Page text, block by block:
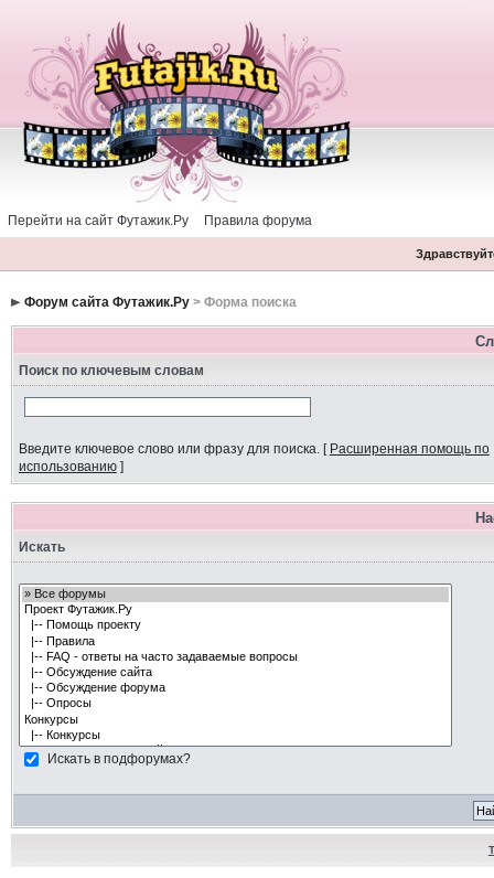
Перейти на сайт Футажик.Ру Правила форума
Форум сайта Футажик.Ру> Форма поиска
Поиск по ключевым словам
Введите ключевое слово или фразу для поиска.[ Расширенная помощь по
использованию]
Искать
Искать в подфорумах?